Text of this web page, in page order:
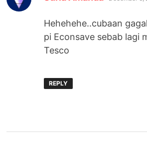
Hehehehe..cubaan
pi Econsave sebab lagi
Tesco
REPLY